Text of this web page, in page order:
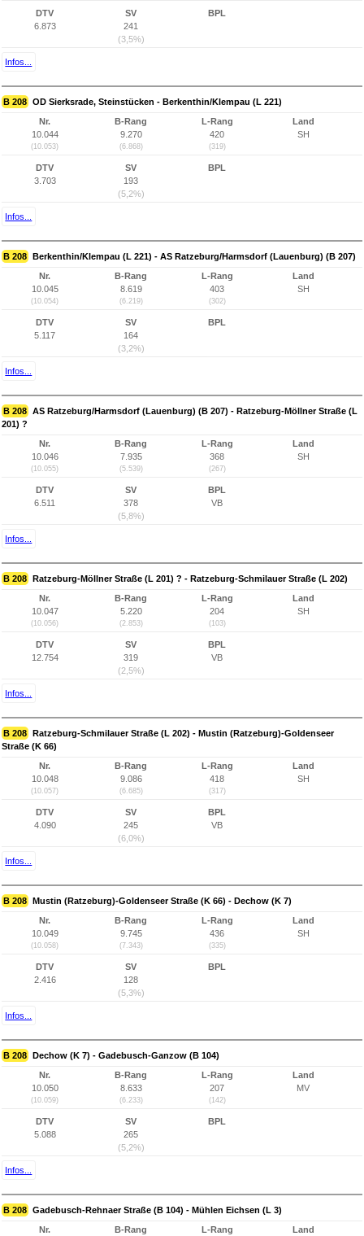
DTV
6.873
SV
241
(3,5%)
BPL
Infos...
B 208 OD Sierksrade, Steinstücken - Berkenthin/Klempau (L 221)
Nr.
10.044
(10.053)
B-Rang
9.270
(6.868)
L-Rang
420
(319)
Land
SH
DTV
3.703
SV
193
(5,2%)
BPL
Infos...
B 208 Berkenthin/Klempau (L 221) - AS Ratzeburg/Harmsdorf (Lauenburg) (B 207)
Nr.
10.045
(10.054)
B-Rang
8.619
(6.219)
L-Rang
403
(302)
Land
SH
DTV
5.117
SV
164
(3,2%)
BPL
Infos...
B 208 AS Ratzeburg/Harmsdorf (Lauenburg) (B 207) - Ratzeburg-Möllner Straße (L
201) ?
Nr.
10.046
(10.055)
B-Rang
7.935
(5.539)
L-Rang
368
(267)
Land
SH
DTV
6.511
SV
378
(5,8%)
BPL
VB
Infos...
B 208 Ratzeburg-Möllner Straße (L 201) ? - Ratzeburg-Schmilauer Straße (L 202)
Nr.
10.047
(10.056)
B-Rang
5.220
(2.853)
L-Rang
204
(103)
Land
SH
DTV
12.754
SV
319
(2,5%)
BPL
VB
Infos...
B 208 Ratzeburg-Schmilauer Straße (L 202) - Mustin (Ratzeburg)-Goldenseer
Straße (K 66)
Nr.
10.048
(10.057)
B-Rang
9.086
(6.685)
L-Rang
418
(317)
Land
SH
DTV
4.090
SV
245
(6,0%)
BPL
VB
Infos...
B 208 Mustin (Ratzeburg)-Goldenseer Straße (K 66) - Dechow (K 7)
Nr.
10.049
(10.058)
B-Rang
9.745
(7.343)
L-Rang
436
(335)
Land
SH
DTV
2.416
SV
128
(5,3%)
BPL
Infos...
B 208 Dechow (K 7) - Gadebusch-Ganzow (B 104)
Nr.
10.050
(10.059)
B-Rang
8.633
(6.233)
L-Rang
207
(142)
Land
MV
DTV
5.088
SV
265
(5,2%)
BPL
Infos...
B 208 Gadebusch-Rehnaer Straße (B 104) - Mühlen Eichsen (L 3)
Nr. B-Rang L-Rang Land